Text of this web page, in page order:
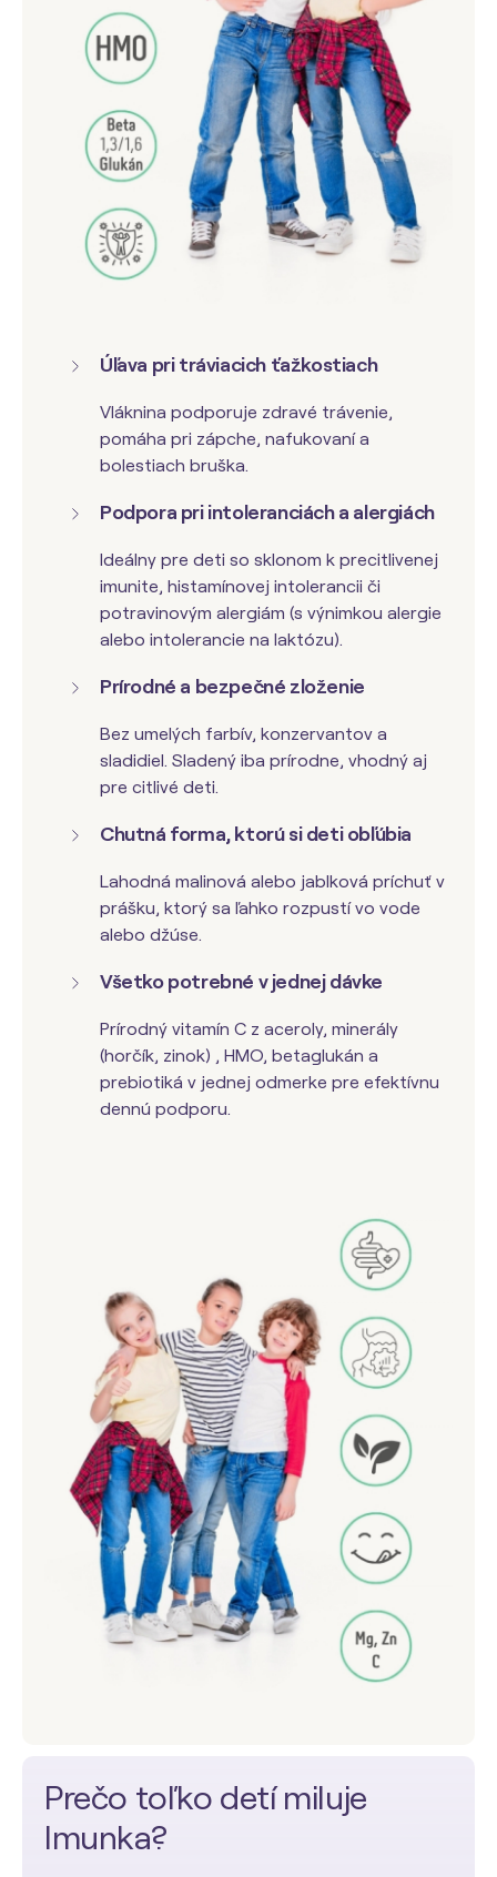
Úľava pri tráviacich ťažkostiach
Vláknina podporuje zdravé trávenie,
pomáha pri zápche, nafukovaní a
bolestiach bruška.
Podpora pri intoleranciách a alergiách
Ideálny pre deti so sklonom k precitlivenej
imunite, histamínovej intolerancii či
potravinovým alergiám (s výnimkou alergie
alebo intolerancie na laktózu).
Prírodné a bezpečné zloženie
Bez umelých farbív, konzervantov a
sladidiel. Sladený iba prírodne, vhodný aj
pre citlivé deti.
Chutná forma, ktorú si deti obľúbia
Lahodná malinová alebo jablková príchuť v
prášku, ktorý sa ľahko rozpustí vo vode
alebo džúse.
Všetko potrebné v jednej dávke
Prírodný vitamín C z aceroly, minerály
(horčík, zinok) , HMO, betaglukán a
prebiotiká v jednej odmerke pre efektívnu
dennú podporu.
Prečo toľko detí miluje
Imunka?